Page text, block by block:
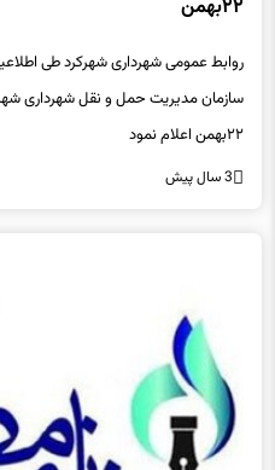
۲۲بهمن
روابط عمومی شهرداری شهرکرد طی
سازمان مدیریت حمل و نقل شهرداری
۲۲بهمن اعلام نمود
3 سال پیش